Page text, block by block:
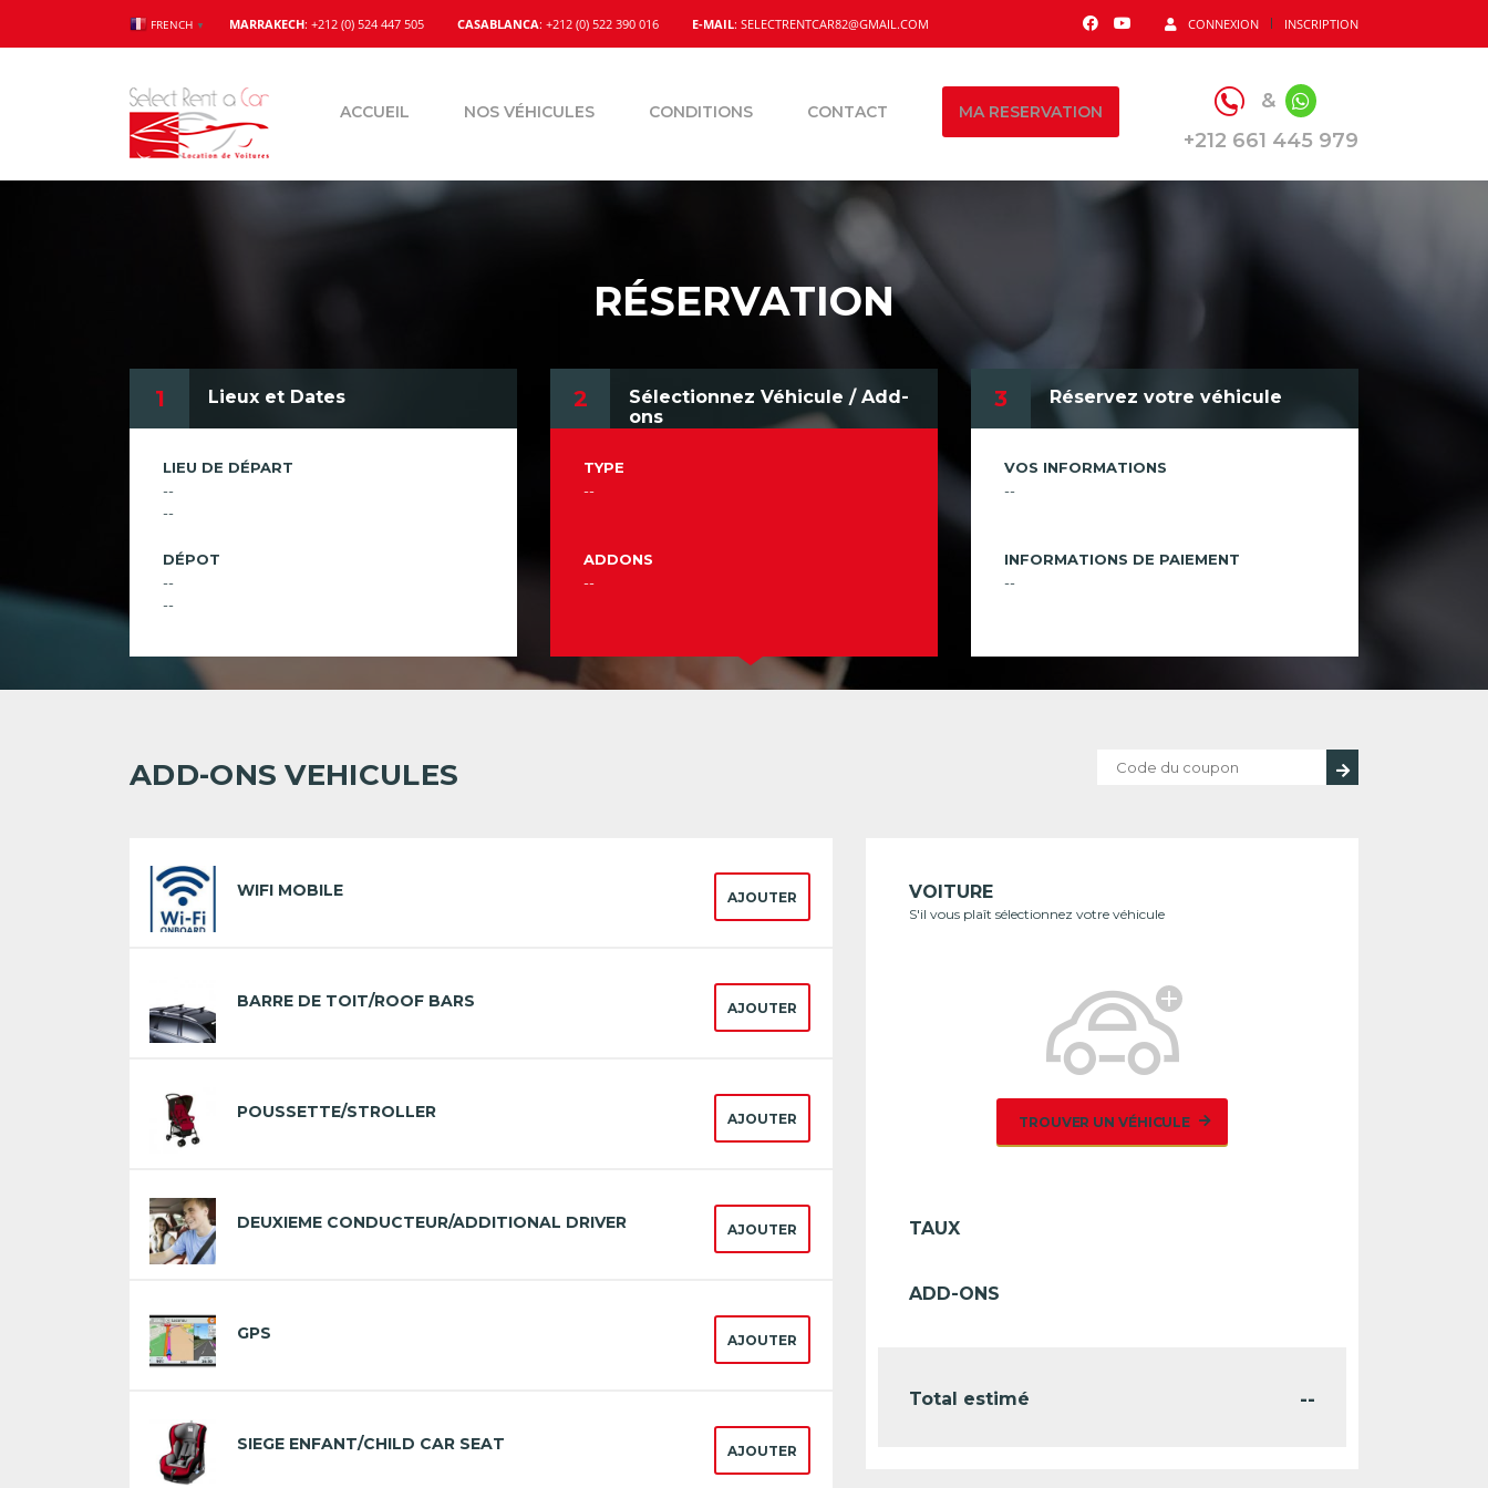
CONNEXION INSCRIPTION
FRENCH ▼ E-MAIL: SELECTRENTCAR82@GMAIL.COM
CASABLANCA: +212 (0) 522 390 016
MARRAKECH: +212 (0) 524 447 505
&
+212 661 445 979
ACCUEIL NOS VÉHICULES CONDITIONS CONTACT MA RESERVATION
RÉSERVATION
1 Lieux et Dates
LIEU DE DÉPART
--
--
DÉPOT
--
--
2
Sélectionnez Véhicule / Add-
ons
TYPE
--
ADDONS
--
3 Réservez votre véhicule
VOS INFORMATIONS
--
INFORMATIONS DE PAIEMENT
--
ADD-ONS VEHICULES
WIFI MOBILE AJOUTER
BARRE DE TOIT/ROOF BARS AJOUTER
POUSSETTE/STROLLER AJOUTER
DEUXIEME CONDUCTEUR/ADDITIONAL DRIVER AJOUTER
GPS AJOUTER
SIEGE ENFANT/CHILD CAR SEAT AJOUTER
VOITURE
S'il vous plaît sélectionnez votre véhicule
TROUVER UN VÉHICULE
TAUX
ADD-ONS
Total estimé --